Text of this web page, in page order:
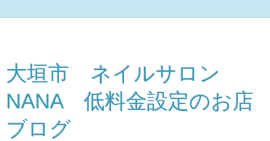
大垣市 ネイルサロン
NANA 低料金設定のお店
ブログ